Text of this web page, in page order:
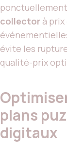
collector à
évite les
qualité-prix
plans
digitaux